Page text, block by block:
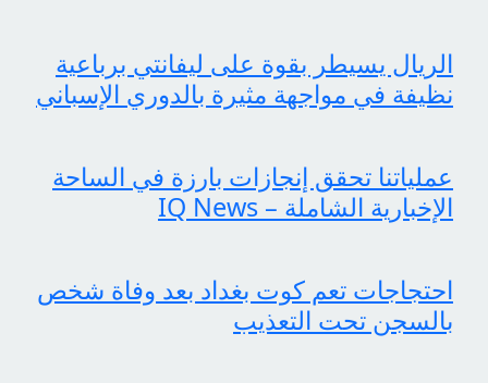
الريال يسيطر بقوة على ليفانتي برباعية
نظيفة في مواجهة مثيرة بالدوري الإسباني
عملياتنا تحقق إنجازات بارزة في الساحة
الإخبارية الشاملة – IQ News
احتجاجات تعم كوت بغداد بعد وفاة شخص
بالسجن تحت التعذيب